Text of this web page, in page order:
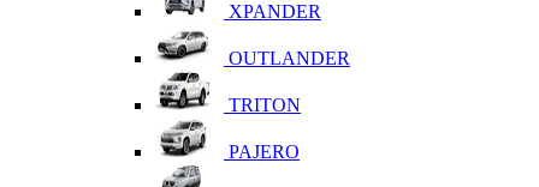
XPANDER
OUTLANDER
TRITON
PAJERO